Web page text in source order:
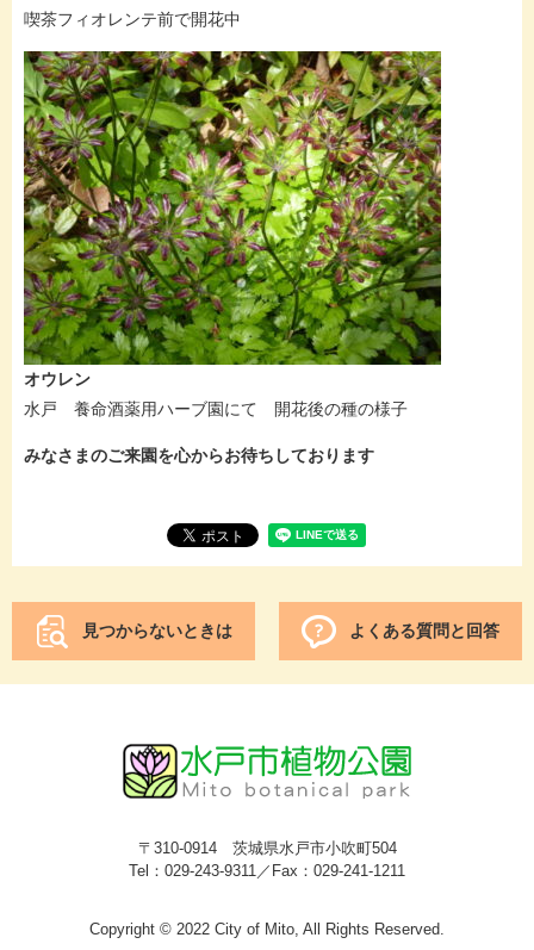
喫茶フィオレンテ前で開花中
オウレン
水戸 養命酒薬用ハーブ園にて 開花後の種の様子
みなさまのご来園を心からお待ちしております
見つからないときは よくある質問と回答
〒310-0914 茨城県水戸市小吹町504
Tel：029-243-9311／Fax：029-241-1211
Copyright © 2022 City of Mito, All Rights Reserved.